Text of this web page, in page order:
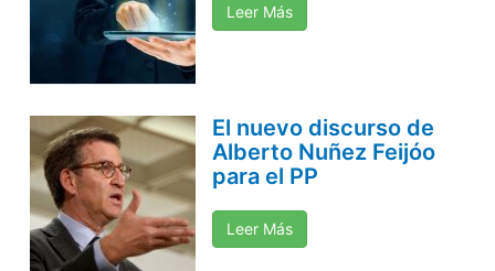
Leer Más
El nuevo discurso de
Alberto Nuñez Feijóo
para el PP
Leer Más